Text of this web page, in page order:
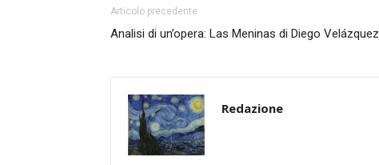
Articolo precedente
Analisi di un’opera: Las Meninas di Diego Velázquez
Redazione